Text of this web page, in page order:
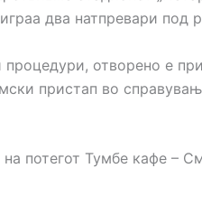
два натпревари под
отворено е
пристап во
потегот Тумбе кафе –